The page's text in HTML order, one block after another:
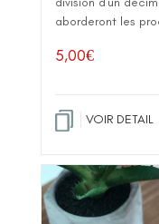
aborderont les
5,00€
VOIR DETAIL